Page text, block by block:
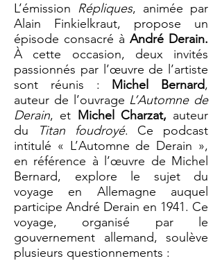
L’émission Répliques, animée par
Alain Finkielkraut, propose un
épisode consacré à André Derain.
À cette occasion, deux invités
passionnés par l’œuvre de l’artiste
sont réunis : Michel Bernard,
auteur de l’ouvrage L’Automne de
Derain, et Michel Charzat, auteur
du
Titan foudroyé. Ce podcast
intitulé « L’Automne de Derain »,
en référence à l’œuvre de Michel
Bernard, explore le sujet du
voyage en Allemagne auquel
participe André Derain en 1941. Ce
voyage, organisé par le
gouvernement allemand, soulève
plusieurs questionnements :